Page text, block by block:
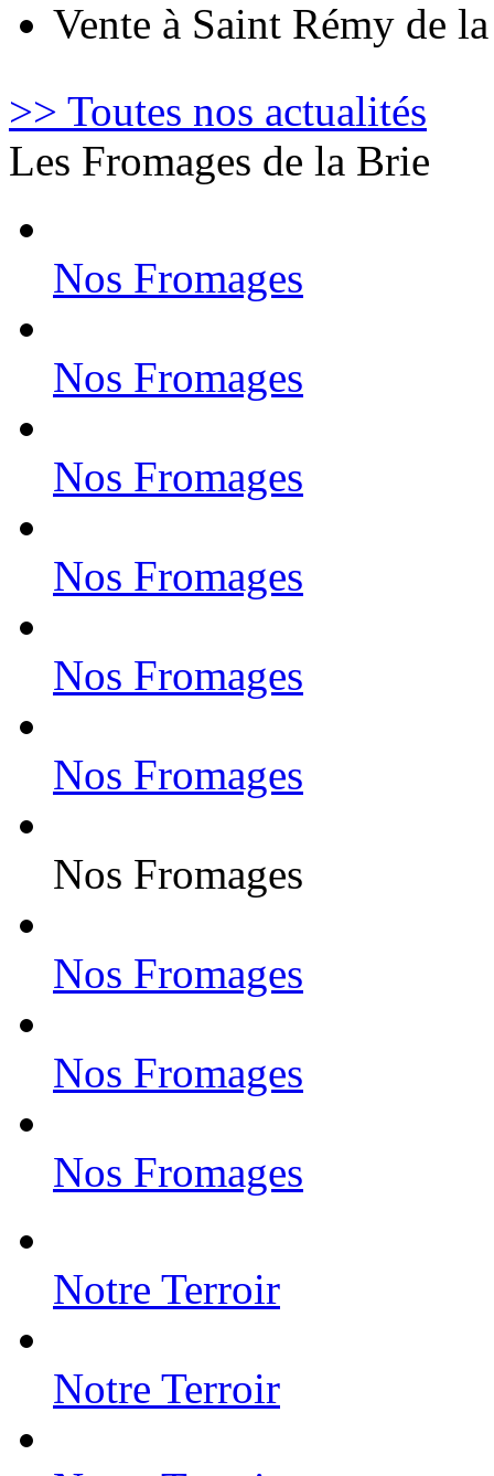
Vente à Saint Rémy de
>> Toutes nos actualités
Les Fromages de la Brie
Nos Fromages
Nos Fromages
Nos Fromages
Nos Fromages
Nos Fromages
Nos Fromages
Nos Fromages
Nos Fromages
Nos Fromages
Nos Fromages
Notre Terroir
Notre Terroir